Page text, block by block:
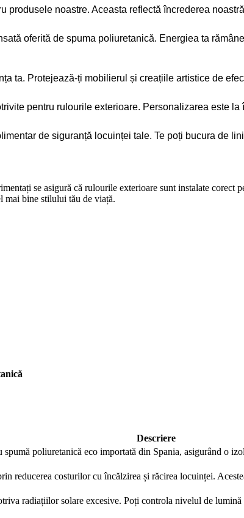
produsele noastre. Aceasta reflectă încrederea
oferită de spuma poliuretanică. Energiea ta
ta. Protejează-ți mobilierul și creațiile artistice de
pentru rulourile exterioare. Personalizarea este
de siguranță locuinței tale. Te poți bucura de
se asigură că rulourile exterioare sunt instalate corect
mai bine stilului tău de viață.
Descriere
poliuretanică eco importată din Spania, asigurând o
reducerea costurilor cu încălzirea și răcirea locuinței.
radiațiilor solare excesive. Poți controla nivelul de